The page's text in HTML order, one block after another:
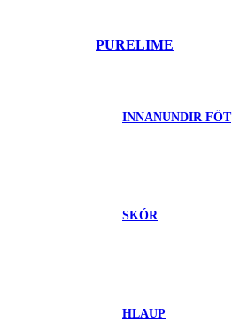
PURELIME
INNANUNDIR FÖT
SKÓR
HLAUP